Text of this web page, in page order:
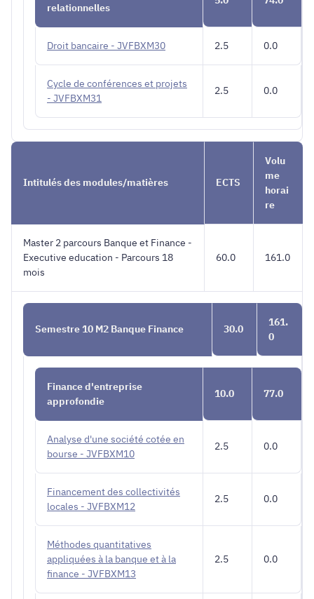
relationnelles
Droit bancaire - JVFBXM30 2.5 0.0
Cycle de conférences et projets
- JVFBXM31
2.5 0.0
Intitulés des modules/matières ECTS
Volu
me
horai
re
Master 2 parcours Banque et Finance -
Executive education - Parcours 18
mois
60.0 161.0
Semestre 10 M2 Banque Finance 30.0
161.
0
Finance d'entreprise
approfondie
10.0 77.0
Analyse d'une société cotée en
bourse - JVFBXM10
2.5 0.0
Financement des collectivités
locales - JVFBXM12
2.5 0.0
Méthodes quantitatives
appliquées à la banque et à la
finance - JVFBXM13
2.5 0.0